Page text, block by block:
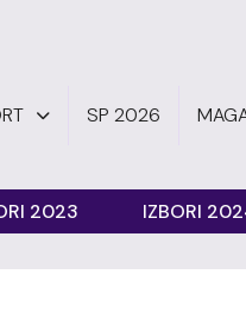
SP 2026
2023 IZBORI